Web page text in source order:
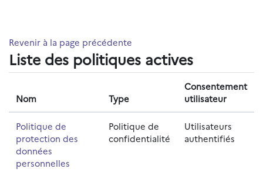
Revenir à la page précédente
Liste des politiques actives
Nom Type
Consentement
utilisateur
Politique de
protection des
données
personnelles
Politique de
confidentialité
Utilisateurs
authentifiés